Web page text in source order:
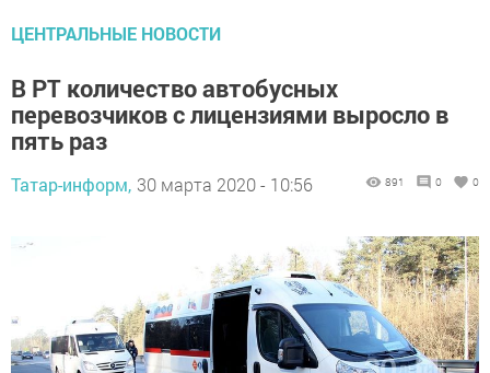
ЦЕНТРАЛЬНЫЕ НОВОСТИ
В РТ количество автобусных
перевозчиков с лицензиями выросло в
пять раз
Татар-информ, 30 марта 2020 - 10:56 891 0 0